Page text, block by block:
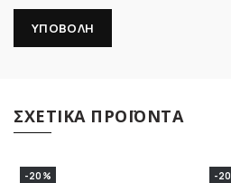
ΣΧΕΤΙΚΆ ΠΡΟΪΌΝΤΑ
-20% -